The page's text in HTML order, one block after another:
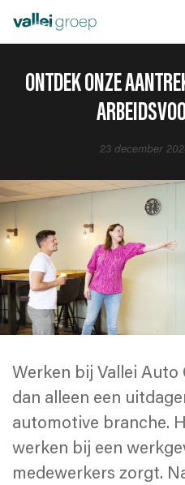
ONTDEK ONZE
23 december
Werken bij Vallei
dan alleen een
automotive branche.
werken bij een
medewerkers zorgt.